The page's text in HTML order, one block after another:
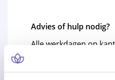
Advies of hulp nodig?
Alle werkdagen op